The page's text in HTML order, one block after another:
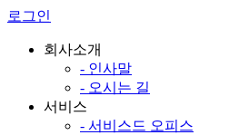
로그인
회사소개
- 인사말
- 오시는 길
서비스
- 서비스드 오피스